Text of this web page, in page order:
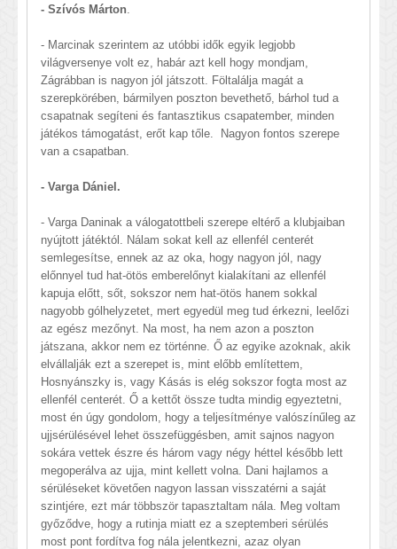
- Szívós Márton
- Marcinak szerintem az utóbbi idők egyik legjobb
világversenye volt ez, habár azt kell hogy mondjam,
Zágrábban is nagyon jól játszott. Föltalálja magát a
szerepkörében, bármilyen poszton bevethető, bárhol tud a
csapatnak segíteni és fantasztikus csapatember, minden
játékos támogatást, erőt kap tőle. Nagyon fontos szerepe
van a csapatban.
- Varga Dániel.
- Varga Daninak a válogatottbeli szerepe eltérő a klubjaiban
nyújtott játéktól. Nálam sokat kell az ellenfél centerét
semlegesítse, ennek az az oka, hogy nagyon jól, nagy
előnnyel tud hat-ötös emberelőnyt kialakítani az ellenfél
kapuja előtt, sőt, sokszor nem hat-ötös hanem sokkal
nagyobb gólhelyzetet, mert egyedül meg tud érkezni, leelőzi
az egész mezőnyt. Na most, ha nem azon a poszton
játszana, akkor nem ez történne. Ő az egyike azoknak, akik
elvállalják ezt a szerepet is, mint előbb említettem,
Hosnyánszky is, vagy Kásás is elég sokszor fogta most az
ellenfél centerét. Ő a kettőt össze tudta mindig egyeztetni,
most én úgy gondolom, hogy a teljesítménye valószínűleg az
ujjsérülésével lehet összefüggésben, amit sajnos nagyon
sokára vettek észre és három vagy négy héttel később lett
megoperálva az ujja, mint kellett volna. Dani hajlamos a
sérüléseket követően nagyon lassan visszatérni a saját
szintjére, ezt már többször tapasztaltam nála. Meg voltam
győződve, hogy a rutinja miatt ez a szeptemberi sérülés
most pont fordítva fog nála jelentkezni, azaz olyan